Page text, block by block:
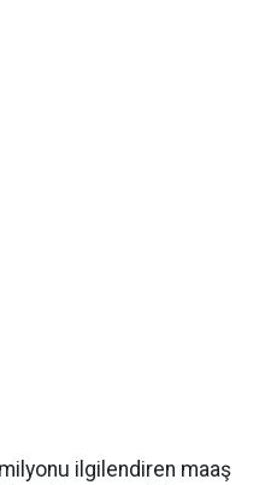
ilgilendiren maaş